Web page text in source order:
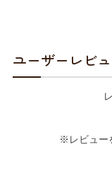
ユーザーレビ
※レビュー